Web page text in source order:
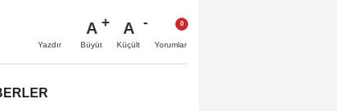
Yazdır
A
Büyüt
A
Küçült Yorumlar